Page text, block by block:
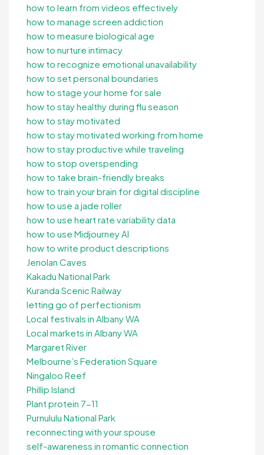
how to learn from videos effectively
how to manage screen addiction
how to measure biological age
how to nurture intimacy
how to recognize emotional unavailability
how to set personal boundaries
how to stage your home for sale
how to stay healthy during flu season
how to stay motivated
how to stay motivated working from home
how to stay productive while traveling
how to stop overspending
how to take brain-friendly breaks
how to train your brain for digital discipline
how to use a jade roller
how to use heart rate variability data
how to use Midjourney AI
how to write product descriptions
Jenolan Caves
Kakadu National Park
Kuranda Scenic Railway
letting go of perfectionism
Local festivals in Albany WA
Local markets in Albany WA
Margaret River
Melbourne’s Federation Square
Ningaloo Reef
Phillip Island
Plant protein 7-11
Purnululu National Park
reconnecting with your spouse
self-awareness in romantic connection